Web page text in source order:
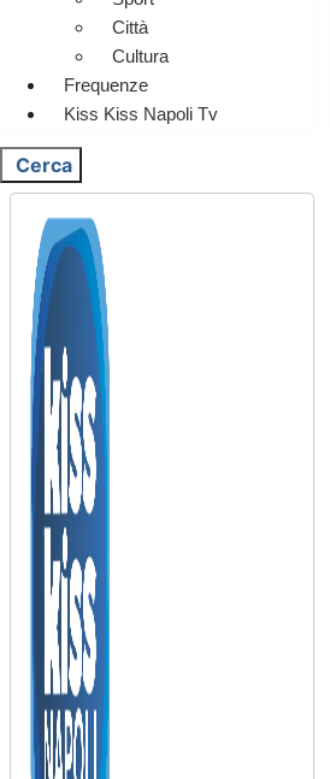
Città
Cultura
Frequenze
Kiss Kiss Napoli Tv
Cerca